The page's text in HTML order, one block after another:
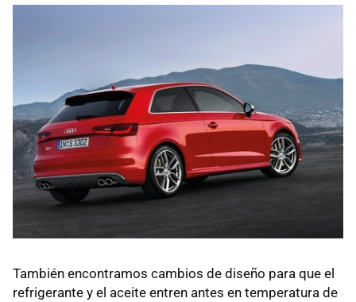
También encontramos cambios de diseño para que el
refrigerante y el aceite entren antes en temperatura de